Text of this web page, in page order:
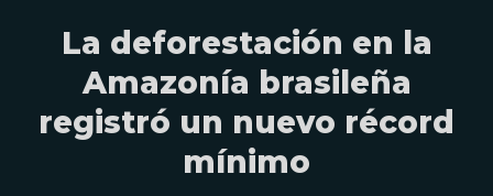
La deforestación en la
Amazonía brasileña
registró un nuevo récord
mínimo